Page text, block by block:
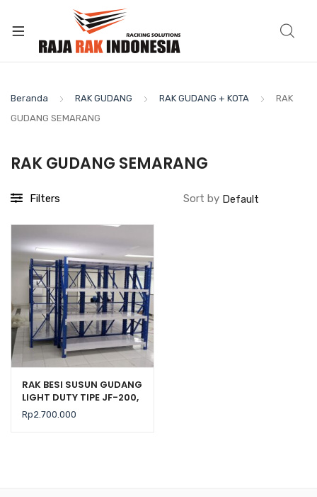
Beranda RAK GUDANG RAK GUDANG + KOTA
RAK
GUDANG SEMARANG
RAK GUDANG SEMARANG
Filters Sort by
RAK BESI SUSUN GUDANG
LIGHT DUTY TIPE JF-200,
KEKUATAN 200 KG / LEVEL
Rp2.700.000